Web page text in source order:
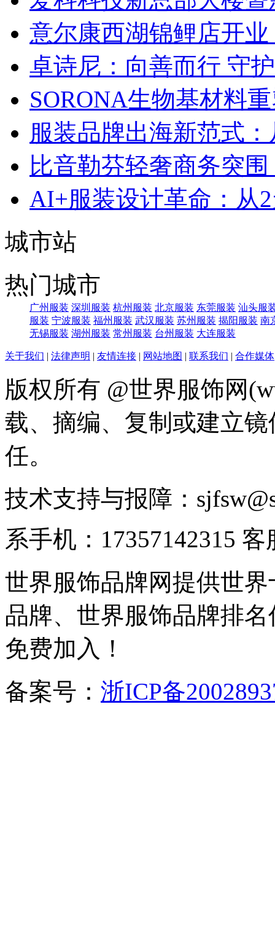
意尔康西湖锦鲤店开
卓诗尼：向善而行 守
SORONA生物基材料
服装品牌出海新范式
比音勒芬轻奢商务突
AI+服装设计革命：从
城市站
热门城市
广州服装 深圳服装 杭州服装 北京服装 东莞服装 汕头服
服装 宁波服装 福州服装 武汉服装 苏州服装 揭阳服装 南
无锡服装 湖州服装 常州服装 台州服装 大连服装
关于我们 | 法律声明 | 友情连接 | 网站地图 | 联系我们 | 合作媒体
版权所有 @世界服饰网
载、摘编、复制或建立
任。
技术支持与报障：
系手机：17357142315 客
世界服饰品牌网提供世
品牌、世界服饰品牌排
免费加入！
备案号： 浙ICP备